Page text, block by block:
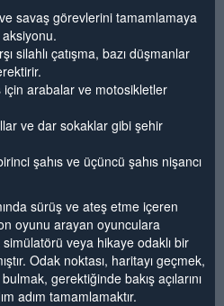
savaş görevlerini tamamlamaya
silahlı çatışma, bazı düşmanlar
için arabalar ve motosikletler
ve dar sokaklar gibi şehir
şahıs ve üçüncü şahıs nişancı
sürüş ve ateş etme içeren
oyunu arayan oyunculara
veya hikaye odaklı bir
Odak noktası, haritayı geçmek,
gerektiğinde bakış açılarını
adım tamamlamaktır.